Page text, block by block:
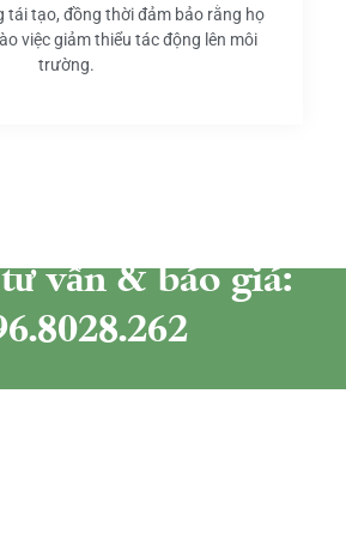
tái tạo, đồng thời đảm bảo rằng họ
việc giảm thiểu tác động lên môi
trường.
vấn & báo giá: